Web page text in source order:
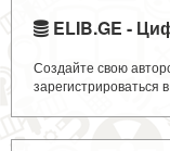
ELIB.GE -
Создайте свою
зарегистрироваться